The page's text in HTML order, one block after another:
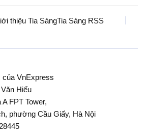
thiệu Tia SángTia Sáng RSS
của VnExpress
Hiếu
FPT Tower,
phường Cầu Giấy, Hà Nội